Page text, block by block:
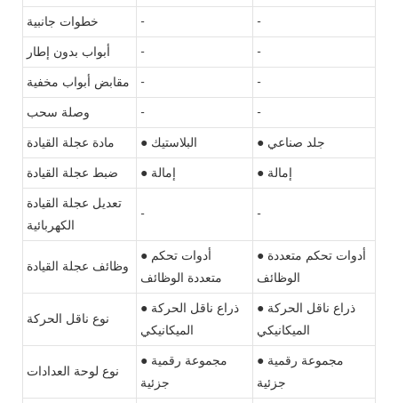
خطوات جانبية -
-
أبواب بدون إطار
-
-
مقابض أبواب مخفية
-
-
وصلة سحب
-
-
مادة عجلة القيادة
● البلاستيك
● جلد صناعي
ضبط عجلة القيادة
● إمالة
● إمالة
تعديل عجلة القيادة
الكهربائية
- -
وظائف عجلة القيادة
● أدوات تحكم
متعددة الوظائف
● أدوات تحكم متعددة
الوظائف
نوع ناقل الحركة
● ذراع ناقل الحركة
الميكانيكي
● ذراع ناقل الحركة
الميكانيكي
نوع لوحة العدادات
● مجموعة رقمية
جزئية
● مجموعة رقمية
جزئية